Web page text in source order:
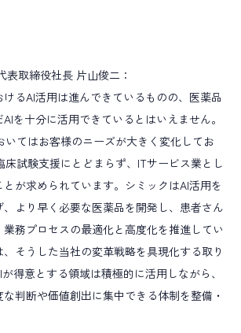
表取締役社長 片山俊二：
るAI活用は進んできているものの、医薬品
を十分に活用できているとはいえません。
いてはお客様のニーズが大きく変化してお
床試験支援にとどまらず、ITサービス業とし
が求められています。シミックはAI活用を
より早く必要な医薬品を開発し、患者さん
務プロセスの最適化と高度化を推進してい
そうした当社の変革戦略を具現化する取り
得意とする領域は積極的に活用しながら、
判断や価値創出に集中できる体制を整備・